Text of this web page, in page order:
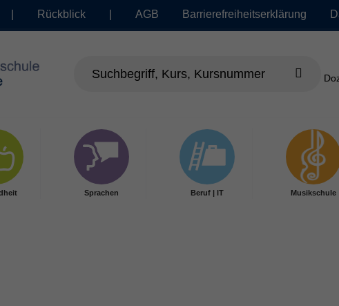
Rückblick AGB Barrierefreiheitserklärung
Sprachen Beruf | IT Musikschule